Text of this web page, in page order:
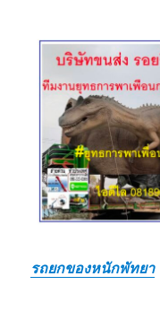
รถยกของหนักพัทยา